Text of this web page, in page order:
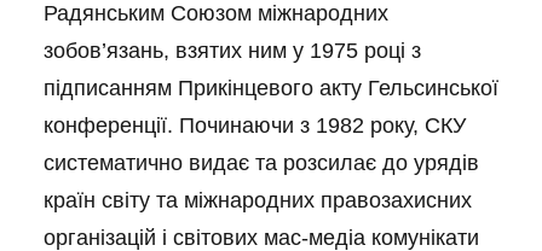
Радянським Союзом міжнародних
зобов’язань, взятих ним у 1975 році з
підписанням Прикінцевого акту Гельсинської
конференції. Починаючи з 1982 року, СКУ
систематично видає та розсилає до урядів
країн світу та міжнародних правозахисних
організацій і світових мас-медіа комунікати